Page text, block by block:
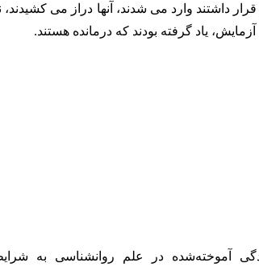
داشتند وارد می شدند، آنها دراز می کشیدند،
یاد گرفته بودند که درمانده هستند.
آموخته‌شده در علم روانشناسی به